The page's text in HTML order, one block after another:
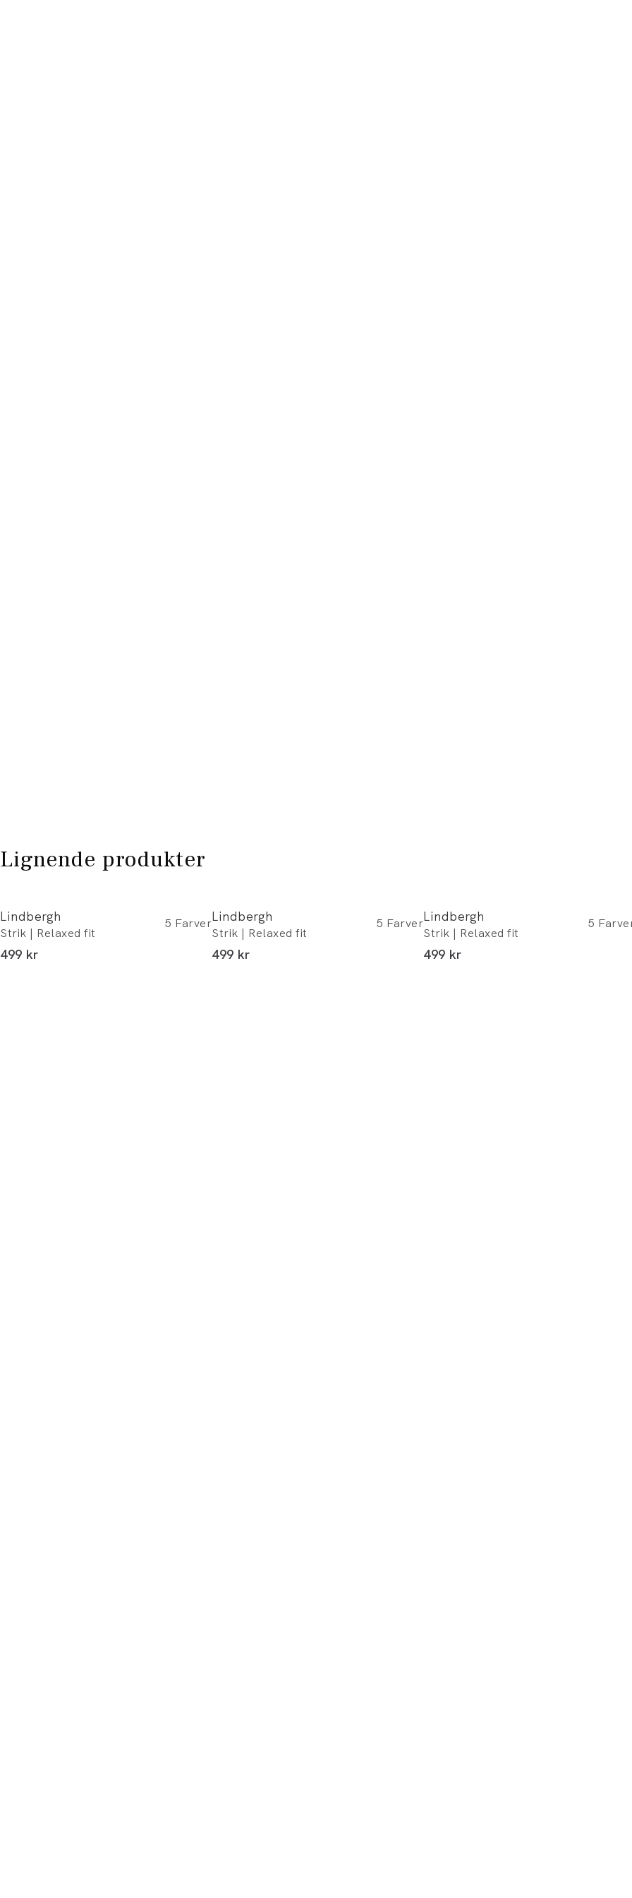
Lignende produkter
Lindbergh
Strik | Relaxed fit
5 Farver
I alt (inkl. rabat)
499 kr
Lindbergh
Strik | Relaxed fit
5 Farver
I alt (inkl. rabat)
499 kr
Lindbergh
Strik | Relaxed fit
5
I alt (inkl. rabat)
499 kr